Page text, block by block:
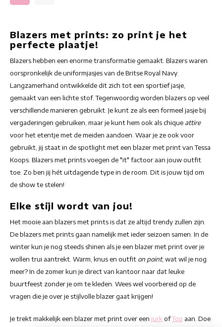
Blazers met prints: zo print je het
perfecte plaatje!
Blazers hebben een enorme transformatie gemaakt. Blazers waren
oorspronkelijk de uniformjasjes van de Britse Royal Navy.
Langzamerhand ontwikkelde dit zich tot een sportief jasje,
gemaakt van een lichte stof. Tegenwoordig worden blazers op veel
verschillende manieren gebruikt. Je kunt ze als een formeel jasje bij
vergaderingen gebruiken, maar je kunt hem ook als chique attire
voor het etentje met de meiden aandoen. Waar je ze ook voor
gebruikt, jij staat in de spotlight met een blazer met print van Tessa
Koops. Blazers met prints voegen de "it" factoor aan jouw outfit
toe. Zo ben jij hét uitdagende type in de room. Dit is jouw tijd om
de show te stelen!
Elke stijl wordt van jou!
Het mooie aan blazers met prints is dat ze altijd trendy zullen zijn.
De blazers met prints gaan namelijk met ieder seizoen samen. In de
winter kun je nog steeds shinen als je een blazer met print over je
wollen trui aantrekt. Warm, knus en outfit on point, wat wil je nog
meer? In de zomer kun je direct van kantoor naar dat leuke
buurtfeest zonder je om te kleden. Wees wel voorbereid op de
vragen die je over je stijlvolle blazer gaat krijgen!
Je trekt makkelijk een blazer met print over een jurk ofTop aan. Doe